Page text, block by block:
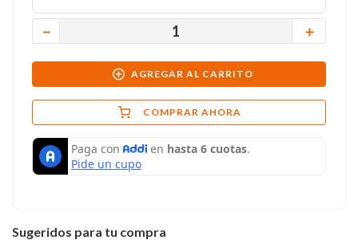
＋
－
AGREGAR AL CARRITO
COMPRAR AHORA
Sugeridos para tu compra